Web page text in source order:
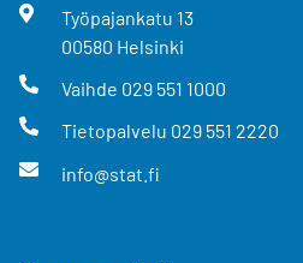
Työpajankatu 13
00580 Helsinki
Vaihde 029 551 1000
Tietopalvelu 029 551 2220
info@stat.fi